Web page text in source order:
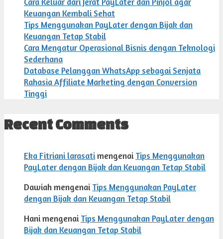
Keuangan Kembali Sehat
Tips Menggunakan PayLater dengan Bijak dan
Keuangan Tetap Stabil
Cara Mengatur Operasional Bisnis dengan Teknologi
Sederhana
Database Pelanggan WhatsApp sebagai Senjata
Rahasia Affiliate Marketing dengan Conversion
Tinggi
Recent Comments
Eka Fitriani larasatimengenai Tips Menggunakan
PayLater dengan Bijak dan Keuangan Tetap Stabil
Dawiah mengenai Tips Menggunakan PayLater
dengan Bijak dan Keuangan Tetap Stabil
Hanimengenai Tips Menggunakan PayLater dengan
Bijak dan Keuangan Tetap Stabil